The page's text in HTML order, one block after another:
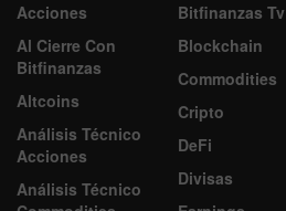
Acciones
Al Cierre Con
Bitfinanzas
Altcoins
Análisis Técnico
Acciones
Análisis Técnico
Bitfinanzas Tv
Blockchain
Commodities
Cripto
DeFi
Divisas